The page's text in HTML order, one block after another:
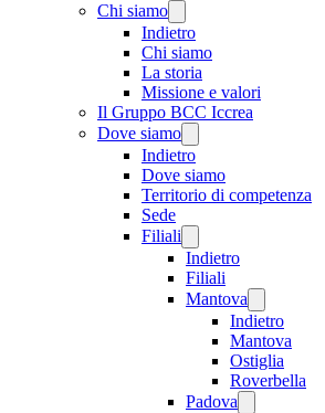
Chi siamo
Indietro
Chi siamo
La storia
Missione e valori
Il Gruppo BCC Iccrea
Dove siamo
Indietro
Dove siamo
Territorio di competenza
Sede
Filiali
Indietro
Filiali
Mantova
Indietro
Mantova
Ostiglia
Roverbella
Padova